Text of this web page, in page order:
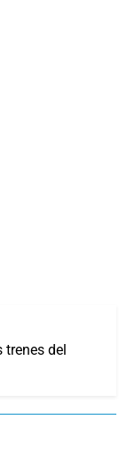
trenes del